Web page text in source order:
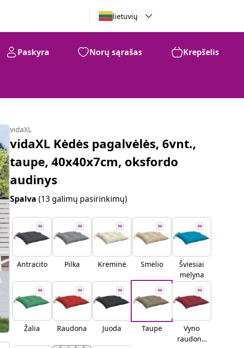
lietuvių
Paskyra Norų sąrašas Krepšelis
vidaXL
vidaXL Kėdės pagalvėlės, 6vnt.,
taupe, 40x40x7cm, oksfordo
audinys
Spalva(13 galimų pasirinkimų)
Antracito Pilka Kreminė Smėlio
Šviesiai
mėlyna
Žalia Raudona Juoda Taupe
Vyno
raudonu